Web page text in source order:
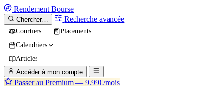
Rendement Bourse
Chercher… Recherche avancée
Courtiers
Placements
Calendriers
Articles
Accéder à mon compte
Passer au Premium — 9.99€/mois